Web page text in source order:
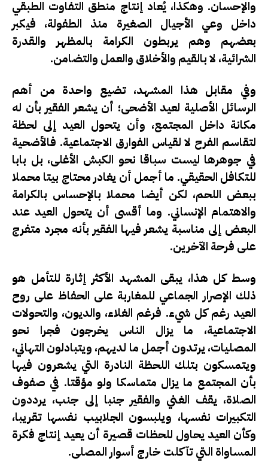
والإحسان. وهكذا، يُعاد إنتاج منطق التفاوت الطبقي
داخل وعي الأجيال الصغيرة منذ الطفولة، فيكبر
بعضهم وهم يربطون الكرامة بالمظهر والقدرة
الشرائية، لا بالقيم والأخلاق والعمل والتضامن.
وفي مقابل هذا المشهد، تضيع واحدة من أهم
الرسائل الأصلية لعيد الأضحى؛ أن يشعر الفقير بأن له
مكانة داخل المجتمع، وأن يتحول العيد إلى لحظة
لتقاسم الفرح لا لقياس الفوارق الاجتماعية. فالأضحية
في جوهرها ليست سباقا نحو الكبش الأغلى، بل بابا
للتكافل الحقيقي. ما أجمل أن يغادر محتاج بيتا محملا
ببعض اللحم، لكن أيضا محملا بالإحساس بالكرامة
والاهتمام الإنساني. وما أقسى أن يتحول العيد عند
البعض إلى مناسبة يشعر فيها الفقير بأنه مجرد متفرج
على فرحة الآخرين.
وسط كل هذا، يبقى المشهد الأكثر إثارة للتأمل هو
ذلك الإصرار الجماعي للمغاربة على الحفاظ على روح
العيد رغم كل شيء. فرغم الغلاء، والديون، والتحولات
الاجتماعية، ما يزال الناس يخرجون فجرا نحو
المصليات، يرتدون أجمل ما لديهم، ويتبادلون التهاني،
ويتمسكون بتلك اللحظة النادرة التي يشعرون فيها
بأن المجتمع ما يزال متماسكا ولو مؤقتا. في صفوف
الصلاة، يقف الغني والفقير جنبا إلى جنب، يرددون
التكبيرات نفسها، ويلبسون الجلابيب نفسها تقريبا،
وكأن العيد يحاول للحظات قصيرة أن يعيد إنتاج فكرة
المساواة التي تآكلت خارج أسوار المصلى.